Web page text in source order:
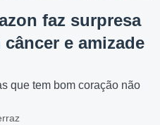
faz surpresa
e amizade
que tem bom coração não